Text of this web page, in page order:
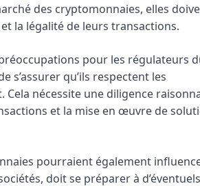
des cryptomonnaies, elles
la légalité de leurs transactions.
pour les régulateurs
s’assurer qu’ils respectent les
nécessite une diligence
et la mise en œuvre de
pourraient également
doit se préparer à d’éventuels